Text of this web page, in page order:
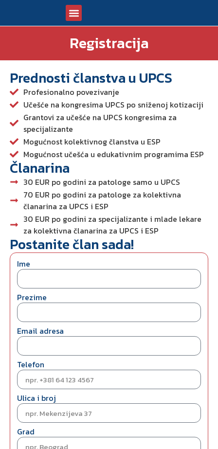
Registracija
Prednosti članstva u UPCS
Profesionalno povezivanje
Učešće na kongresima UPCS po sniženoj kotizaciji
Grantovi za učešće na UPCS kongresima za
specijalizante
Mogućnost kolektivnog članstva u ESP
Mogućnost učešća u edukativnim programima ESP
Članarina
30 EUR po godini za patologe samo u UPCS
70 EUR po godini za patologe za kolektivna
članarina za UPCS i ESP
30 EUR po godini za specijalizante i mlade lekare
za kolektivna članarina za UPCS i ESP
Postanite član sada!
Ime
Prezime
Email adresa
Telefon
Ulica i broj
Grad